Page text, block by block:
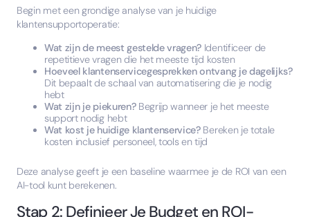
Begin met een grondige analyse van je huidige
klantensupportoperatie:
Wat zijn de meest gestelde vragen? Identificeer de
repetitieve vragen die het meeste tijd kosten
Hoeveel klantenservicegesprekken ontvang je dagelijks?
Dit bepaalt de schaal van automatisering die je nodig
hebt
Wat zijn je piekuren?Begrijp wanneer je het meeste
support nodig hebt
Wat kost je huidige klantenservice?Bereken je totale
kosten inclusief personeel, tools en tijd
Deze analyse geeft je een baseline waarmee je de ROI van een
AI-tool kunt berekenen.
Stap 2: Definieer Je Budget en ROI-